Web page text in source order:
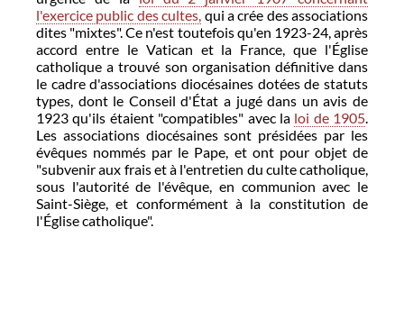
l'exercice public des cultes, qui a crée des associations
dites "mixtes". Ce n'est toutefois qu'en 1923-24, après
accord entre le Vatican et la France, que l'Église
catholique a trouvé son organisation définitive dans
le cadre d'associations diocésaines dotées de statuts
types, dont le Conseil d'État a jugé dans un avis de
1923 qu'ils étaient "compatibles" avec la loi de 1905.
Les associations diocésaines sont présidées par les
évêques nommés par le Pape, et ont pour objet de
"subvenir aux frais et à l'entretien du culte catholique,
sous l'autorité de l'évêque, en communion avec le
Saint-Siège, et conformément à la constitution de
l'Église catholique".